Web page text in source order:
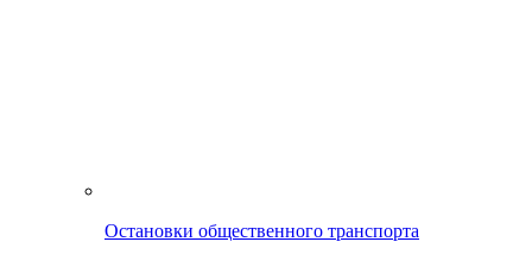
Остановки общественного транспорта